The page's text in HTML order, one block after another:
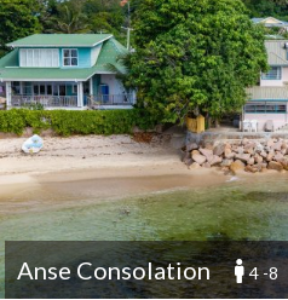
Anse Consolation 4 -8